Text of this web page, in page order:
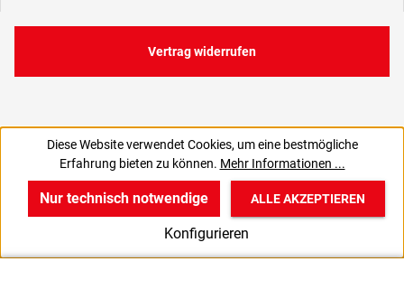
138,57 €
Vertrag widerrufen
Diese Website verwendet Cookies, um eine bestmögliche
Erfahrung bieten zu können. Mehr Informationen ...
Nur technisch notwendige
Konfigurieren
ALLE AKZEPTIEREN
v
Produkte
B